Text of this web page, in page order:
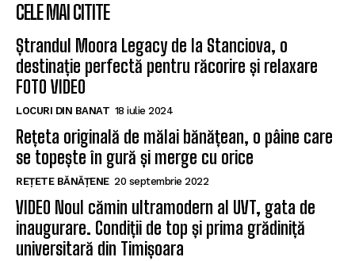
CELE MAI CITITE
Ștrandul Moora Legacy de la Stanciova, o
destinație perfectă pentru răcorire și relaxare
FOTO VIDEO
LOCURI DIN BANAT 18 iulie 2024
Rețeta originală de mălai bănățean, o pâine care
se topește în gură și merge cu orice
REȚETE BĂNĂȚENE 20 septembrie 2022
VIDEO Noul cămin ultramodern al UVT, gata de
inaugurare. Condiții de top și prima grădiniță
universitară din Timișoara